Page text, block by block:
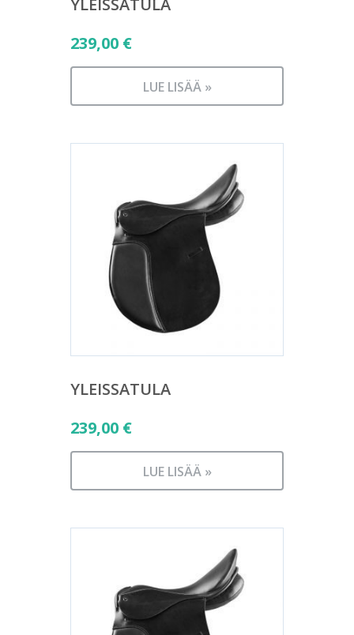
YLEISSATULA
239,00 €
LUE LISÄÄ »
YLEISSATULA
239,00 €
LUE LISÄÄ »